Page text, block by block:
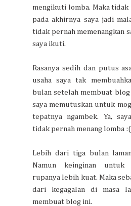
mengikuti lomba. Maka tidak
pada akhirnya saya jadi
tidak pernah memenangkan
saya ikuti.
Rasanya sedih dan putus
usaha saya tak
bulan setelah membuat
saya memutuskan untuk
tepatnya ngambek. Ya,
tidak pernah menang lomba :(
Lebih dari tiga bulan
Namun keinginan untuk
rupanya lebih kuat. Maka
dari kegagalan di masa
membuat blog ini.